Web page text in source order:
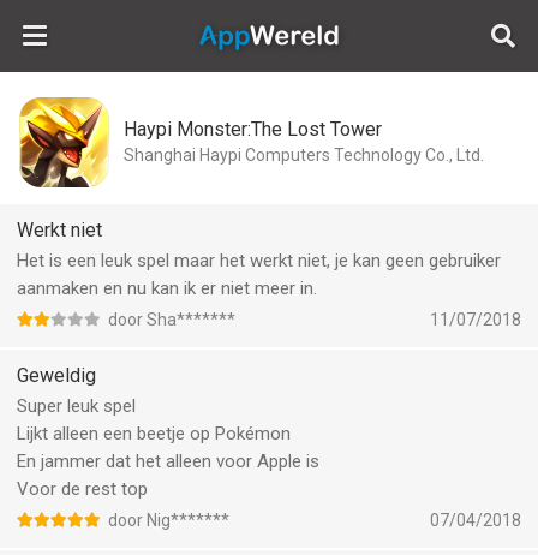
AppWereld
Haypi Monster:The Lost Tower
Shanghai Haypi Computers Technology Co., Ltd.
Werkt niet
Het is een leuk spel maar het werkt niet, je kan geen gebruiker
aanmaken en nu kan ik er niet meer in.
door Sha******* 11/07/2018
Geweldig
Super leuk spel
Lijkt alleen een beetje op Pokémon
En jammer dat het alleen voor Apple is
Voor de rest top
door Nig******* 07/04/2018